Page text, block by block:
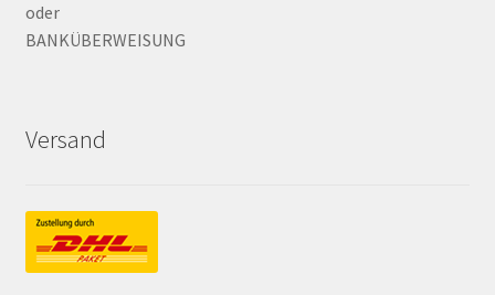
oder
BANKÜBERWEISUNG
Versand